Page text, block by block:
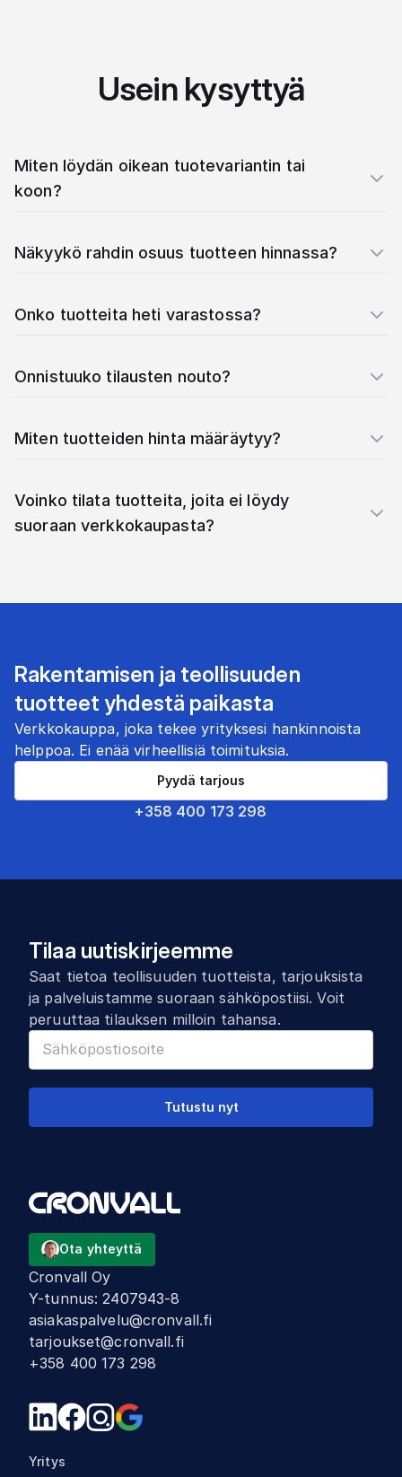
Usein kysyttyä
Miten löydän oikean tuotevariantin tai
koon?
Näkyykö rahdin osuus tuotteen hinnassa?
Onko tuotteita heti varastossa?
Onnistuuko tilausten nouto?
Miten tuotteiden hinta määräytyy?
Voinko tilata tuotteita, joita ei löydy
suoraan verkkokaupasta?
Rakentamisen ja teollisuuden
tuotteet yhdestä paikasta
Verkkokauppa, joka tekee yrityksesi hankinnoista
helppoa. Ei enää virheellisiä toimituksia.
+358 400 173 298
Pyydä tarjous
Tilaa uutiskirjeemme
Saat tietoa teollisuuden tuotteista, tarjouksista
ja palveluistamme suoraan sähköpostiisi. Voit
peruuttaa tilauksen milloin tahansa.
Tutustu nyt
Ota yhteyttä
Cronvall Oy
Y-tunnus:2407943-8
asiakaspalvelu@cronvall.fi
tarjoukset@cronvall.fi
+358 400 173 298
Yritys